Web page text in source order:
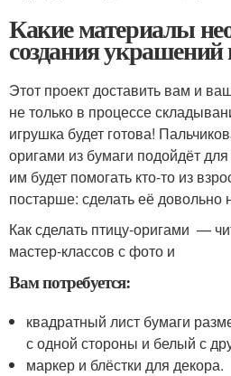
Какие материалы
создания
Этот проект доставить вам и
не только в процессе
игрушка будет готова!
оригами из бумаги подойдёт
им будет помогать кто-то из
постарше: сделать её довольно
Как сделать птицу-оригами —
мастер-классов с фото и
Вам потребуется:
квадратный лист бумаги
с одной стороны и белый с
маркер и блёстки для декора.